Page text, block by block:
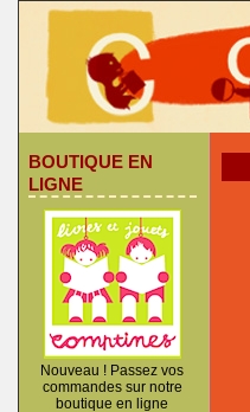
BOUTIQUE EN
LIGNE
Nouveau ! Passez vos
commandes sur notre
boutique en ligne